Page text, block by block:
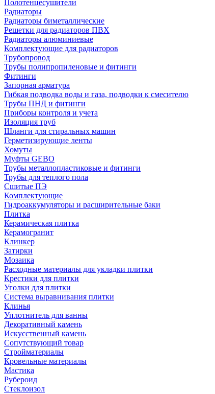
Полотенцесушители
Радиаторы
Радиаторы биметаллические
Решетки для радиаторов ПВХ
Радиаторы алюминиевые
Комплектующие для радиаторов
Трубопровод
Трубы полипропиленовые и фитинги
Фитинги
Запорная арматура
Гибкая подводка воды и газа, подводки к смесителю
Трубы ПНД и фитинги
Приборы контроля и учета
Изоляция труб
Шланги для стиральных машин
Герметизирующие ленты
Хомуты
Муфты GEBO
Трубы металлопластиковые и фитинги
Трубы для теплого пола
Сшитые ПЭ
Комплектующие
Гидроаккумуляторы и расширительные баки
Плитка
Керамическая плитка
Керамогранит
Клинкер
Затирки
Мозаика
Расходные материалы для укладки плитки
Крестики для плитки
Уголки для плитки
Система выравнивания плитки
Клинья
Уплотнитель для ванны
Декоративный камень
Искусственный камень
Сопутствующий товар
Стройматериалы
Кровельные материалы
Мастика
Рубероид
Стеклоизол